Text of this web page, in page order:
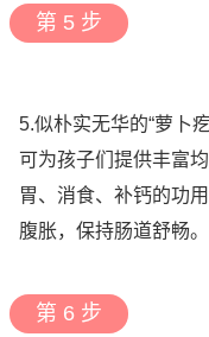
第 5 步
5.似朴实无华的“萝卜
可为孩子们提供丰富
胃、消食、补钙的功
腹胀，保持肠道舒畅。
第 6 步